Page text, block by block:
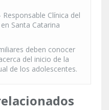
Clínica del
Santa Catarina
deben conocer
del inicio de la
de los adolescentes.